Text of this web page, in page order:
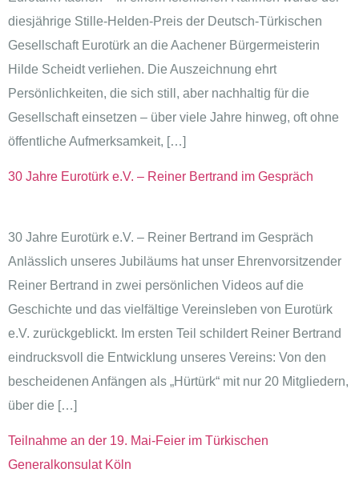
diesjährige Stille-Helden-Preis der Deutsch-Türkischen
Gesellschaft Eurotürk an die Aachener Bürgermeisterin
Hilde Scheidt verliehen. Die Auszeichnung ehrt
Persönlichkeiten, die sich still, aber nachhaltig für die
Gesellschaft einsetzen – über viele Jahre hinweg, oft ohne
öffentliche Aufmerksamkeit, […]
30 Jahre Eurotürk e.V. – Reiner Bertrand im Gespräch
30 Jahre Eurotürk e.V. – Reiner Bertrand im Gespräch
Anlässlich unseres Jubiläums hat unser Ehrenvorsitzender
Reiner Bertrand in zwei persönlichen Videos auf die
Geschichte und das vielfältige Vereinsleben von Eurotürk
e.V. zurückgeblickt. Im ersten Teil schildert Reiner Bertrand
eindrucksvoll die Entwicklung unseres Vereins: Von den
bescheidenen Anfängen als „Hürtürk“ mit nur 20 Mitgliedern,
über die […]
Teilnahme an der 19. Mai-Feier im Türkischen
Generalkonsulat Köln